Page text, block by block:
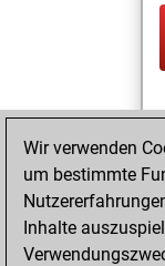
Wir verwenden
um bestimmte
Inhalte